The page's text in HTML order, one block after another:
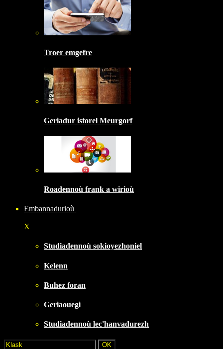
Troer emgefre
Geriadur istorel Meurgorf
Roadennoù frank a wirioù
Embannadurioù
X
Studiadennoù sokioyezhoniel
Kelenn
Buhez foran
Geriaouegi
Studiadennoù lec'hanvadurezh